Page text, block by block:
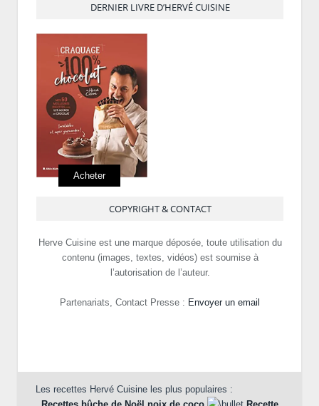
DERNIER LIVRE D’HERVÉ CUISINE
Acheter
COPYRIGHT & CONTACT
Herve Cuisine est une marque déposée, toute utilisation du
contenu (images, textes, vidéos) est soumise à
l’autorisation de l’auteur.
Partenariats, Contact Presse : Envoyer un email
Les recettes Hervé Cuisine les plus populaires :